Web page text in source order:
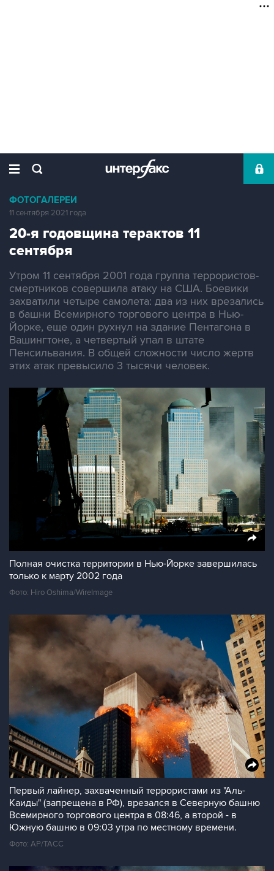
ФОТОГАЛЕРЕИ
11 сентября 2021 года
20-я годовщина терактов 11
сентября
Утром 11 сентября 2001 года группа террористов-
смертников совершила атаку на США. Боевики
захватили четыре самолета: два из них врезались
в башни Всемирного торгового центра в Нью-
Йорке, еще один рухнул на здание Пентагона в
Вашингтоне, а четвертый упал в штате
Пенсильвания. В общей сложности число жертв
этих атак превысило 3 тысячи человек.
Полная очистка территории в Нью-Йорке завершилась
только к марту 2002 года
Фото: Hiro Oshima/WireImage
Первый лайнер, захваченный террористами из "Аль-
Каиды" (запрещена в РФ), врезался в Северную башню
Всемирного торгового центра в 08:46, а второй - в
Южную башню в 09:03 утра по местному времени.
Фото: AP/ТАСС